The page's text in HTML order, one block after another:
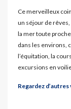
Ce merveilleux
un séjour de
la mer toute
dans les environs,
l’équitation, la
excursions en
Regardez